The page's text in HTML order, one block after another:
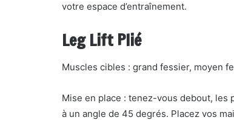
votre espace d’entraînement.
Leg Lift Plié
Muscles cibles : grand fessier, moyen
Mise en place : tenez-vous debout,
à un angle de 45 degrés. Placez vos